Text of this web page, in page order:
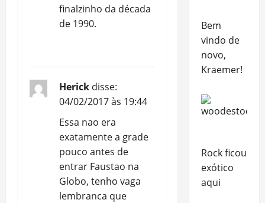
finalzinho da década
de 1990.
Herick disse:
04/02/2017 às 19:44
Essa nao era
exatamente a grade
pouco antes de
entrar Faustao na
Globo, tenho vaga
lembranca que
Bem
vindo de
novo,
Kraemer!
Rock ficou
exótico
aqui